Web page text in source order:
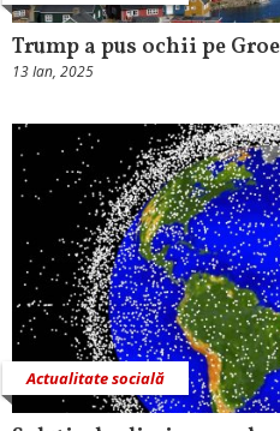
Trump a pus ochii pe
13 Ian, 2025
Actualitate socială